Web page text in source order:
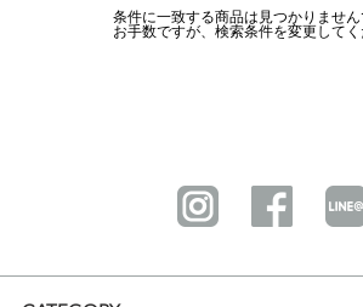
条件に一致する商品は見つかりません
お手数ですが、検索条件を変更してく